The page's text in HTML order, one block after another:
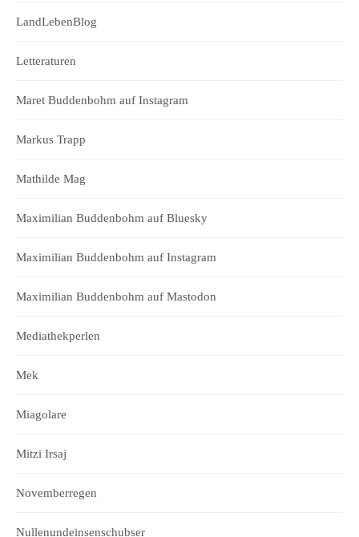
LandLebenBlog
Letteraturen
Maret Buddenbohm auf Instagram
Markus Trapp
Mathilde Mag
Maximilian Buddenbohm auf Bluesky
Maximilian Buddenbohm auf Instagram
Maximilian Buddenbohm auf Mastodon
Mediathekperlen
Mek
Miagolare
Mitzi Irsaj
Novemberregen
Nullenundeinsenschubser